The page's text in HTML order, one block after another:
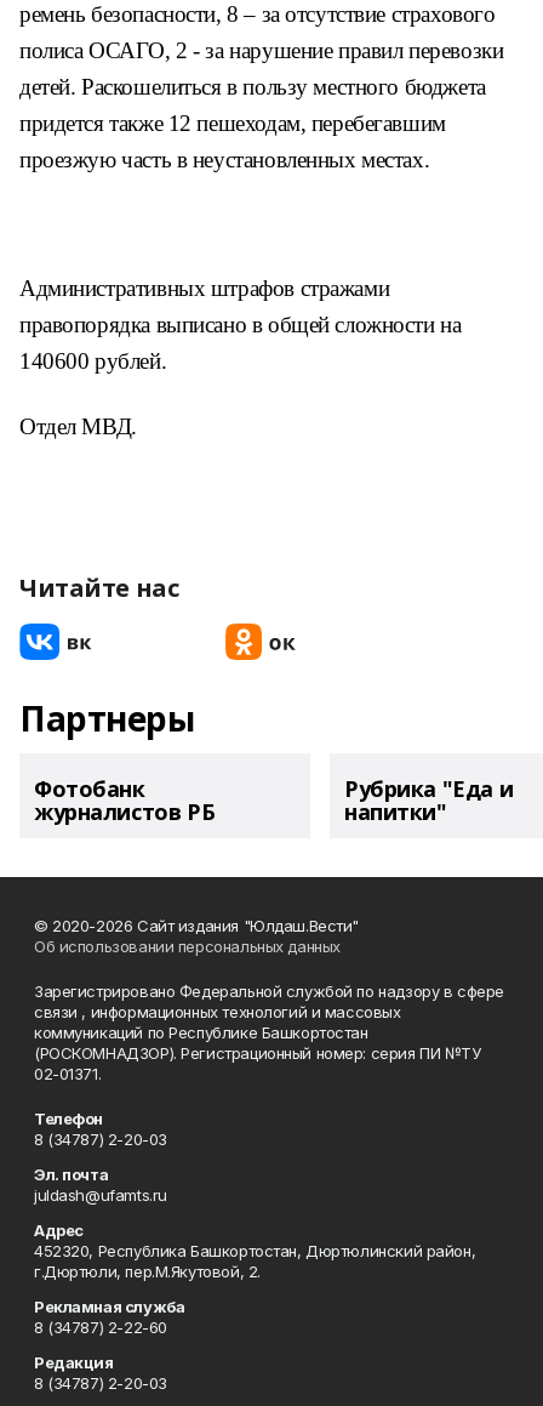
ремень безопасности,8 – за отсутствие страхового
полиса ОСАГО, 2 - за нарушение правил перевозки
детей.Раскошелиться в пользу местного бюджета
придется также 12 пешеходам, перебегавшим
проезжую часть в неустановленных местах.
Административных штрафов стражами
правопорядка выписано в общей сложностина
140600 рублей.
Отдел МВД.
Читайте нас
Партнеры
Фотобанк
журналистов РБ
Рубрика "Еда и
напитки"
© 2020-2026 Сайт издания "Юлдаш.Вести"
Об использовании персональных данных
Зарегистрировано Федеральной службой по надзору в сфере
связи , информационных технологий и массовых
коммуникаций по Республике Башкортостан
(РОСКОМНАДЗОР). Регистрационный номер: серия ПИ №ТУ
02-01371.
Телефон
8 (34787) 2-20-03
Эл. почта
juldash@ufamts.ru
Адрес
452320, Республика Башкортостан, Дюртюлинский район,
г.Дюртюли, пер.М.Якутовой, 2.
Рекламная служба
8 (34787) 2-22-60
Редакция
8 (34787) 2-20-03